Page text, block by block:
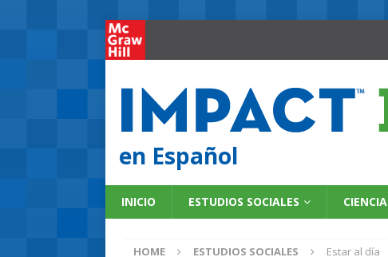
en Español
INICIO ESTUDIOS SOCIALES
HOME ESTUDIOS SOCIALES Estar al día